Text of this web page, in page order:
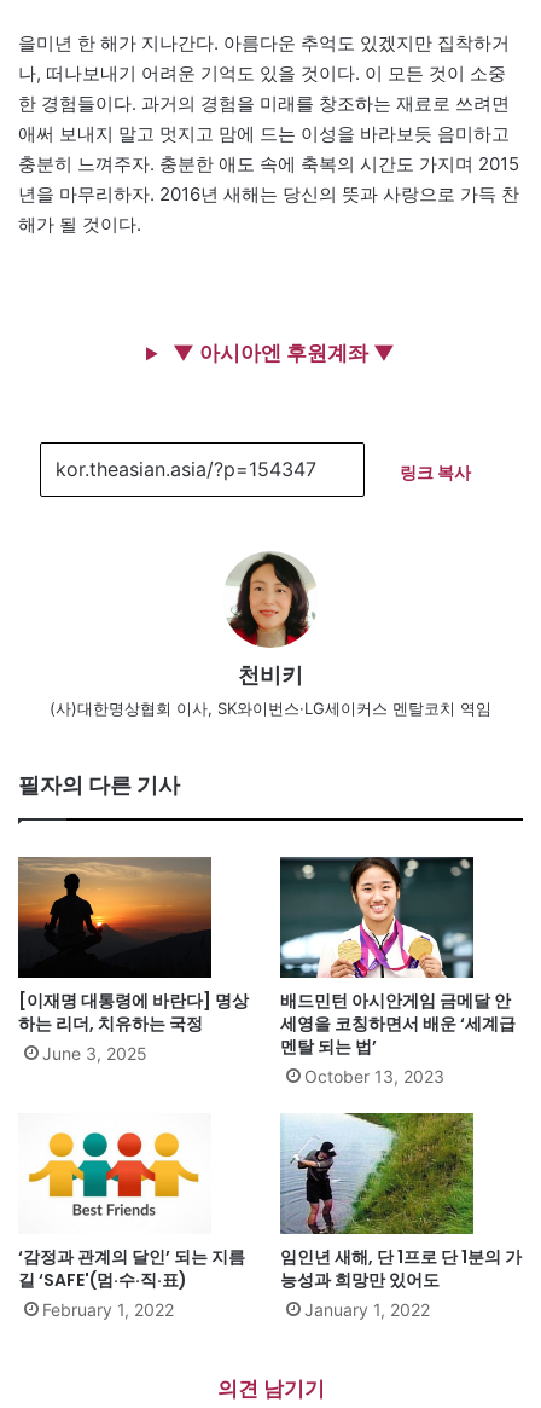
을미년 한 해가 지나간다. 아름다운 추억도 있겠지만 집착하거
나, 떠나보내기 어려운 기억도 있을 것이다. 이 모든 것이 소중
한 경험들이다. 과거의 경험을 미래를 창조하는 재료로 쓰려면
애써 보내지 말고 멋지고 맘에 드는 이성을 바라보듯 음미하고
충분히 느껴주자. 충분한 애도 속에 축복의 시간도 가지며 2015
년을 마무리하자. 2016년 새해는 당신의 뜻과 사랑으로 가득 찬
해가 될 것이다.
▼ 아시아엔 후원계좌 ▼
링크 복사
천비키
(사)대한명상협회 이사, SK와이번스·LG세이커스 멘탈코치 역임
필자의 다른 기사
[이재명 대통령에 바란다] 명상
하는 리더, 치유하는 국정
June 3, 2025
배드민턴 아시안게임 금메달 안
세영을 코칭하면서 배운 ‘세계급
멘탈 되는 법’
October 13, 2023
‘감정과 관계의 달인’ 되는 지름
길 ‘SAFE'(멈·수·직·표)
February 1, 2022
임인년 새해, 단 1프로 단 1분의 가
능성과 희망만 있어도
January 1, 2022
의견 남기기